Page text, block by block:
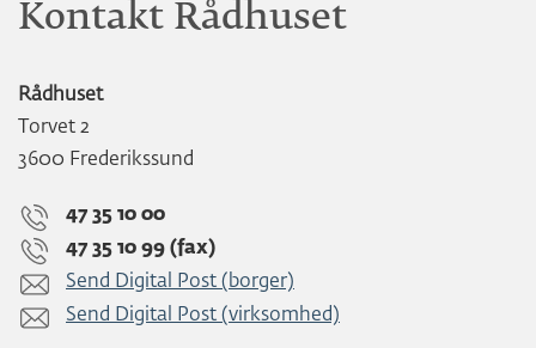
Kontakt Rådhuset
Rådhuset
Torvet 2
3600 Frederikssund
47 35 10 00
47 35 10 99 (fax)
Send Digital Post (borger)
Send Digital Post (virksomhed)